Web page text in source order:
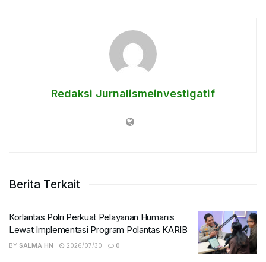
Redaksi Jurnalismeinvestigatif
Berita Terkait
Korlantas Polri Perkuat Pelayanan Humanis
Lewat Implementasi Program Polantas KARIB
BY SALMA HN 2026/07/30 0